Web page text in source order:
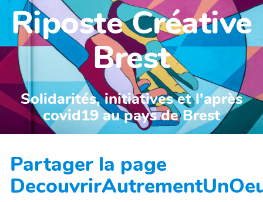
Riposte Créative
Brest
Solidarités, initiatives et l'après
covid19 au pays de Brest
Partager la page